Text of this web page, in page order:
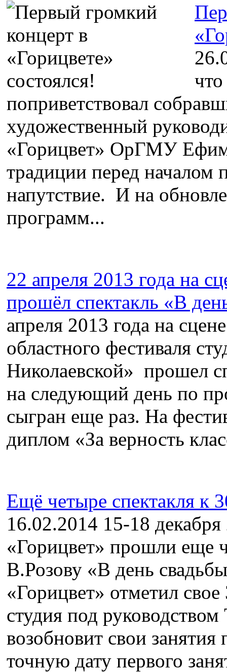
поприветствовал
художественный
«Горицвет» ОрГМУ
традиции перед началом
напутствие. И на
программ...
22 апреля 2013 года на
прошёл спектакль «В
апреля 2013 года на
областного фестиваля
Николаевской» прошел
на следующий день по
сыгран еще раз. На
диплом «За верность
Ещё четыре спектакля к
16.02.2014 15-18 декабря
«Горицвет» прошли еще
В.Розову «В день
«Горицвет» отметил
студия под
возобновит свои
точную дату первого